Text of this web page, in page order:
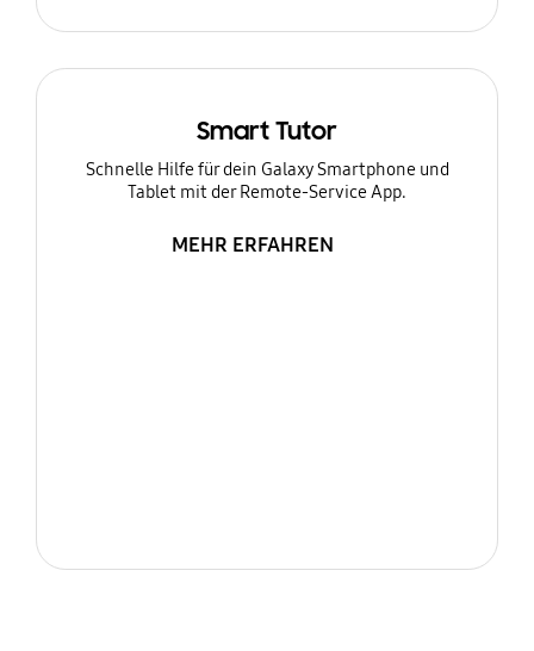
Smart Tutor
Schnelle Hilfe für dein Galaxy Smartphone und
Tablet mit der Remote-Service App.
MEHR ERFAHREN